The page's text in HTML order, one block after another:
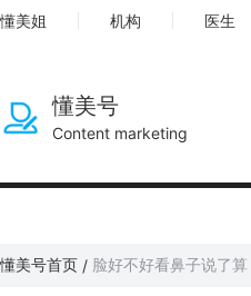
懂美姐 机构 医生
懂美号
Content marketing
懂美号首页 / 脸好不好看鼻子说了